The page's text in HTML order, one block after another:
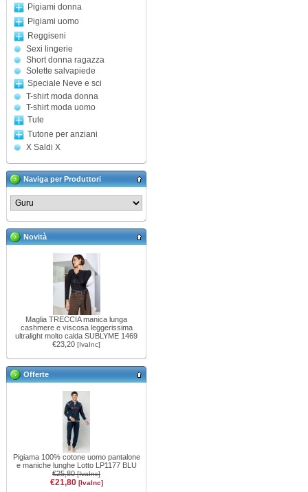
Pigiami donna
Pigiami uomo
Reggiseni
Sexi lingerie
Short donna ragazza
Solette salvapiede
Speciale Neve e sci
T-shirt moda donna
T-shirt moda uomo
Tute
Tutone per anziani
X Saldi X
Naviga per Produttori
Novità
Maglia TRECCIA manica lunga
cashmere e viscosa leggerissima
ultralight molto calda SUBLYME 1469
€23,20 [IvaInc]
Offerte
Pigiama 100% cotone uomo pantalone
e maniche lunghe Lotto LP1177 BLU
€25,80[IvaInc]
€21,80 [IvaInc]